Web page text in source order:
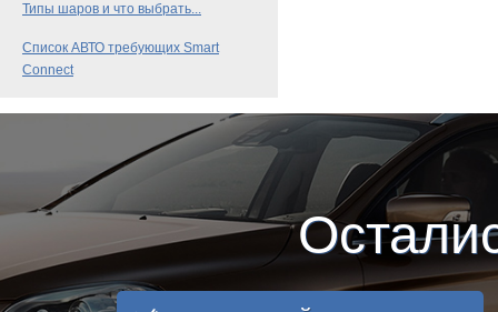
Типы шаров и что выбрать...
Список АВТО требующих Smart
Connect